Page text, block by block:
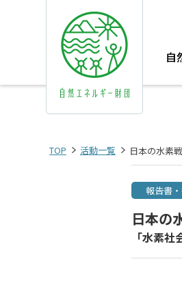
自
TOP 活動一覧 日本の水素
報告書
日本の
「水素